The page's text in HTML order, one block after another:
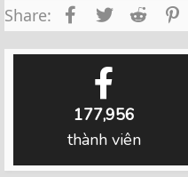
Share: FacebookTwitterReddit
177,956
thành viên